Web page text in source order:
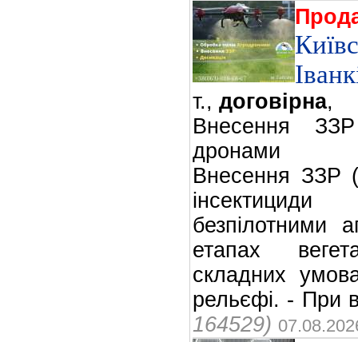
т., договірна,
Внесення
дронами
Внесення ЗЗР
безпілотними
етапах
складних
рельєфі. - При
164529)